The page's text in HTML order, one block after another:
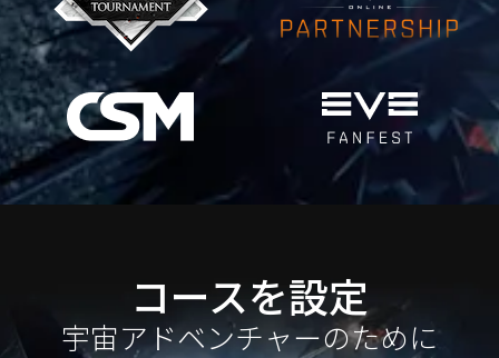
コースを設定
宇宙アドベンチャーのために